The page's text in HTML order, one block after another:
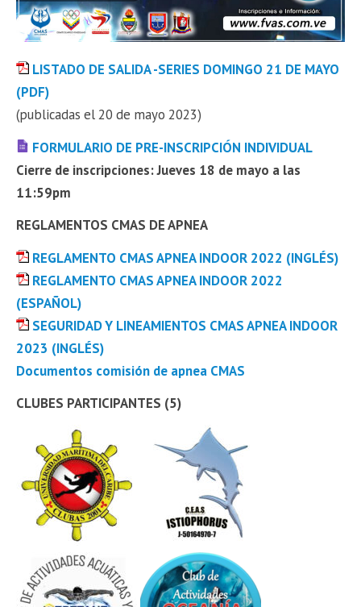
LISTADO DE SALIDA -SERIES DOMINGO 21 DE MAYO
(PDF)
(publicadas el 20 de mayo 2023)
FORMULARIO DE PRE-INSCRIPCIÓN INDIVIDUAL
Cierre de inscripciones: Jueves 18 de mayo a las
11:59pm
REGLAMENTOS CMAS DE APNEA
REGLAMENTO CMAS APNEA INDOOR 2022 (INGLÉS)
REGLAMENTO CMAS APNEA INDOOR 2022
(ESPAÑOL)
SEGURIDAD Y LINEAMIENTOS CMAS APNEA INDOOR
2023 (INGLÉS)
Documentos comisión de apnea CMAS
CLUBES PARTICIPANTES (5)